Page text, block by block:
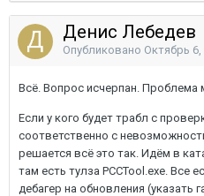
Денис Лебедев
Опубликовано Октябрь 6,
Всё. Вопрос исчерпан.
Если у кого будет трабл с
соответственно с
решается всё это так. Идём в
там есть тулза PCCTool.exe. Все
дебагер на обновления (указать